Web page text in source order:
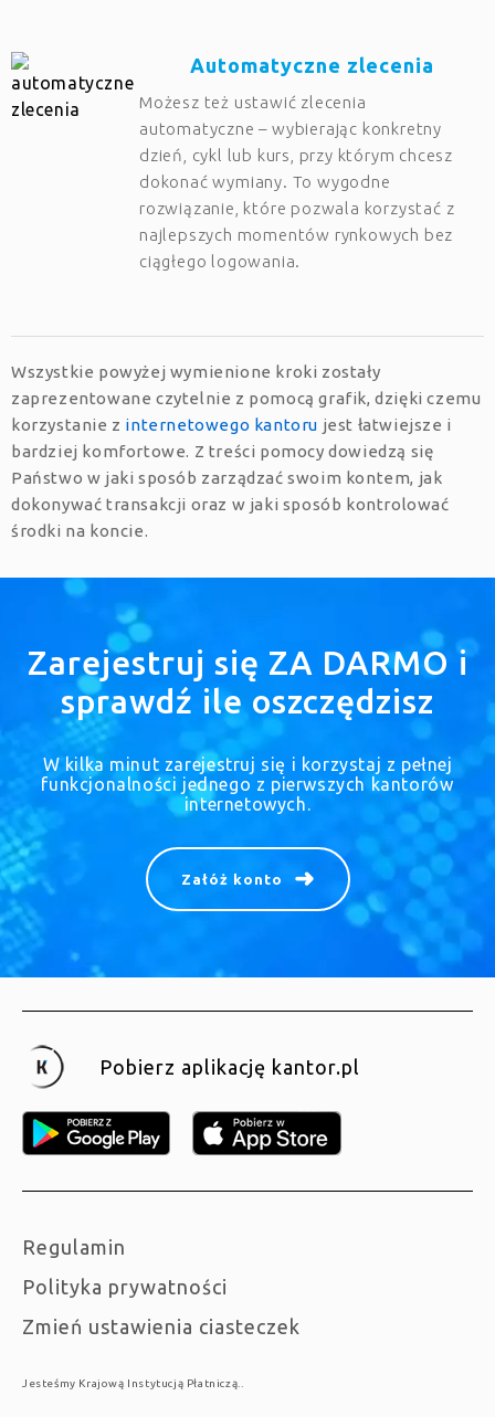
Automatyczne zlecenia
Możesz też ustawić zlecenia
automatyczne – wybierając konkretny
dzień, cykl lub kurs, przy którym chcesz
dokonać wymiany. To wygodne
rozwiązanie, które pozwala korzystać z
najlepszych momentów rynkowych bez
ciągłego logowania.
Wszystkie powyżej wymienione kroki zostały
zaprezentowane czytelnie z pomocą grafik, dzięki czemu
korzystanie z internetowego kantoru jest łatwiejsze i
bardziej komfortowe. Z treści pomocy dowiedzą się
Państwo w jaki sposób zarządzać swoim kontem, jak
dokonywać transakcji oraz w jaki sposób kontrolować
środki na koncie.
Zarejestruj się ZA DARMO i
sprawdź ile oszczędzisz
W kilka minut zarejestruj się i korzystaj z pełnej
funkcjonalności jednego z pierwszych kantorów
internetowych.
Załóż konto
Pobierz aplikację kantor.pl
Regulamin
Polityka prywatności
Zmień ustawienia ciasteczek
Jesteśmy Krajową Instytucją Płatniczą..